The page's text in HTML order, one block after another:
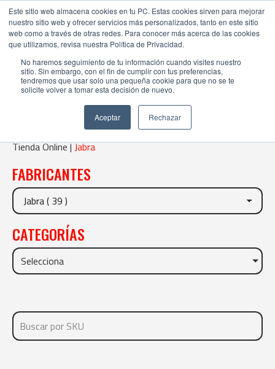
Este sitio web almacena cookies en tu PC. Estas cookies sirven para mejorar
nuestro sitio web y ofrecer servicios más personalizados, tanto en este sitio
web como a través de otras redes. Para conocer más acerca de las cookies
que utilizamos, revisa nuestra Política de Privacidad.
No haremos seguimiento de tu información cuando visites nuestro
sitio. Sin embargo, con el fin de cumplir con tus preferencias,
tendremos que usar solo una pequeña cookie para que no se te
solicite volver a tomar esta decisión de nuevo.
Aceptar Rechazar
JABRA
Tienda Online |Jabra
FABRICANTES
CATEGORÍAS
Selecciona